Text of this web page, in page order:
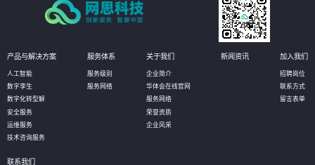
产品与解决方案
人工智能
数字孪生
数字化转型解
安全服务
运维服务
技术咨询服务
服务体系
服务级别
服务网络
关于我们
企业简介
华体会在线官网
服务网络
荣誉资质
企业风采
新闻资讯 加入我们
招聘岗位
联系方式
留言表单
联系我们